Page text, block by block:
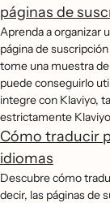
páginas de
Aprenda a organizar
página de
tome una muestra
puede conseguirlo
integre con Klaviyo,
estrictamente
Cómo traducir
idiomas
Descubre cómo
decir, las páginas de